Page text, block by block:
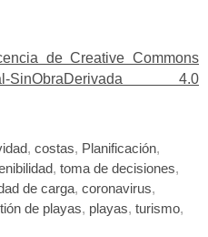
de Creative Commons
SinObraDerivada 4.0
, costas, Planificación,
, toma de decisiones,
de carga, coronavirus,
de playas, playas, turismo,